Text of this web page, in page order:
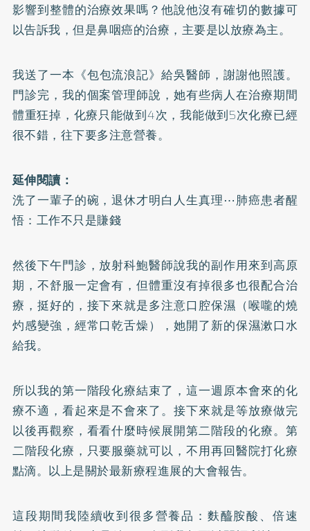
影響到整體的治療效果嗎？他說他沒有確切的數據可
以告訴我，但是鼻咽癌的治療，主要是以放療為主。
我送了一本 《包包流浪記》給吳醫師，謝謝他照護。
門診完，我的個案管理師說，她有些病人在治療期間
體重狂掉，化療只能做到4次，我能做到5次化療已經
很不錯，往下要多注意營養。
延伸閱讀：
洗了一輩子的碗，退休才明白人生真理⋯肺癌患者醒
悟：工作不只是賺錢
然後下午門診，放射科鮑醫師說我的副作用來到高原
期，不舒服一定會有，但體重沒有掉很多也很配合治
療，挺好的，接下來就是多注意口腔保濕（喉嚨的燒
灼感變強，經常口乾舌燥），她開了新的保濕漱口水
給我。
所以我的第一階段化療結束了，這一週原本會來的化
療不適，看起來是不會來了。接下來就是等放療做完
以後再觀察，看看什麼時候展開第二階段的化療。第
二階段化療，只要服藥就可以，不用再回醫院打化療
點滴。以上是關於最新療程進展的大會報告。
這段期間我陸續收到很多營養品：麩醯胺酸、倍速